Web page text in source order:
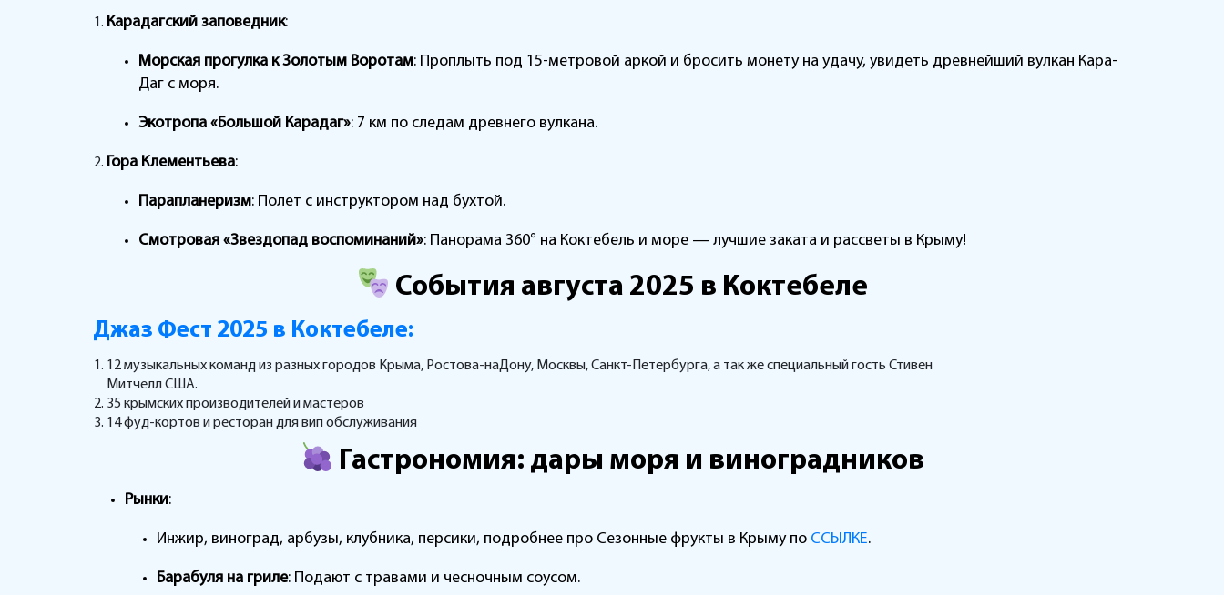
Карадагский заповедник:
Морская прогулка к Золотым Воротам: Проплыть под 15-метровой аркой и бросить монету на удачу, увидеть древнейший вулкан Кара-
Даг с моря.
Экотропа «Большой Карадаг»: 7 км по следам древнего вулкана.
Гора Клементьева:
Парапланеризм: Полет с инструктором над бухтой.
Смотровая «Звездопад воспоминаний»: Панорама 360° на Коктебель и море — лучшие заката и рассветы в Крыму!
События августа 2025 в Коктебеле
Джаз Фест 2025 в Коктебеле:
12 музыкальных команд из разных городов Крыма, Ростова-наДону, Москвы, Санкт-Петербурга, а так же специальный гость Стивен
Митчелл США.
35 крымских производителей и мастеров
14 фуд-кортов и ресторан для вип обслуживания
Гастрономия: дары моря и виноградников
Рынки:
Инжир, виноград, арбузы, клубника, персики, подробнее про Сезонные фрукты в Крыму по ССЫЛКЕ.
Барабуля на гриле: Подают с травами и чесночным соусом.